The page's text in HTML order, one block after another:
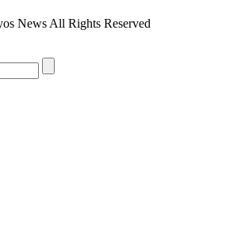
News All Rights Reserved